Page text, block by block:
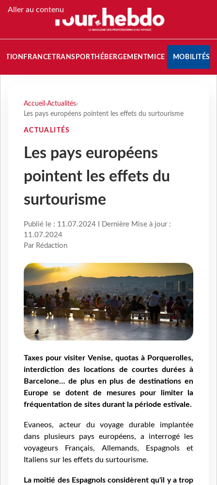
Aller au contenu
FRANCETRANSPORT HÉBERGEMENTMICE MOBILITÉS
Accueil ›Actualités›
Les pays européens pointent les effets du surtourisme
ACTUALITÉS
Les pays européens
pointent les effets du
surtourisme
Publié le : 11.07.2024 I Dernière Mise à jour :
11.07.2024
Par Rédaction
Taxes pour visiter Venise, quotas à Porquerolles,
interdiction des locations de courtes durées à
Barcelone… de plus en plus de destinations en
Europe se dotent de mesures pour limiter la
fréquentation de sites durant la période estivale.
Evaneos, acteur du voyage durable implantée
dans plusieurs pays européens, a interrogé les
voyageurs Français, Allemands, Espagnols et
Italiens sur les effets du surtourisme.
La moitié des Espagnols considèrent qu'il y a trop